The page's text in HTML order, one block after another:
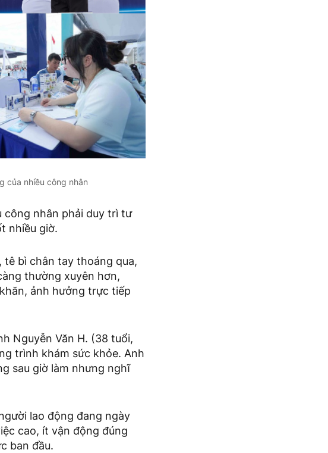
của nhiều công nhân
công nhân phải duy trì tư
nhiều giờ.
tê bì chân tay thoáng qua,
thường xuyên hơn,
ảnh hưởng trực tiếp
Nguyễn Văn H. (38 tuổi,
trình khám sức khỏe. Anh
sau giờ làm nhưng nghĩ
lao động đang ngày
cao, ít vận động đúng
ban đầu.